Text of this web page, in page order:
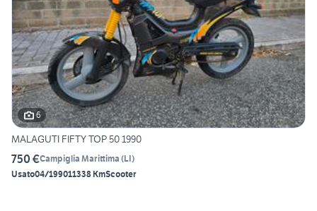
6
MALAGUTI FIFTY TOP 50 1990
750 €Campiglia Marittima (LI)
Usato04/199011338 KmScooter